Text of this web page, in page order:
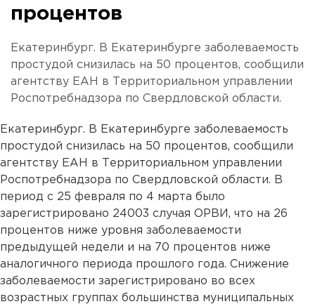
процентов
Екатеринбург. В Екатеринбурге заболеваемость
простудой снизилась на 50 процентов, сообщили
агентству ЕАН в Территориальном управлении
Роспотребнадзора по Свердловской области.
Екатеринбург. В Екатеринбурге заболеваемость
простудой снизилась на 50 процентов, сообщили
агентству ЕАН в Территориальном управлении
Роспотребнадзора по Свердловской области. В
период с 25 февраля по 4 марта было
зарегистрировано 24003 случая ОРВИ, что на 26
процентов ниже уровня заболеваемости
предыдущей недели и на 70 процентов ниже
аналогичного периода прошлого года. Снижение
заболеваемости зарегистрировано во всех
возрастных группах большинства муниципальных